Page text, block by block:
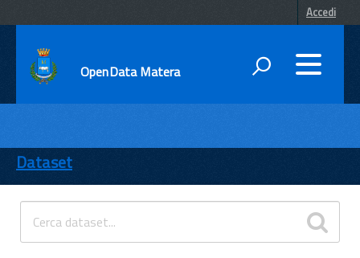
Accedi
OpenData Matera
ENTI
TEMI
INFORMAZIONI
Dataset